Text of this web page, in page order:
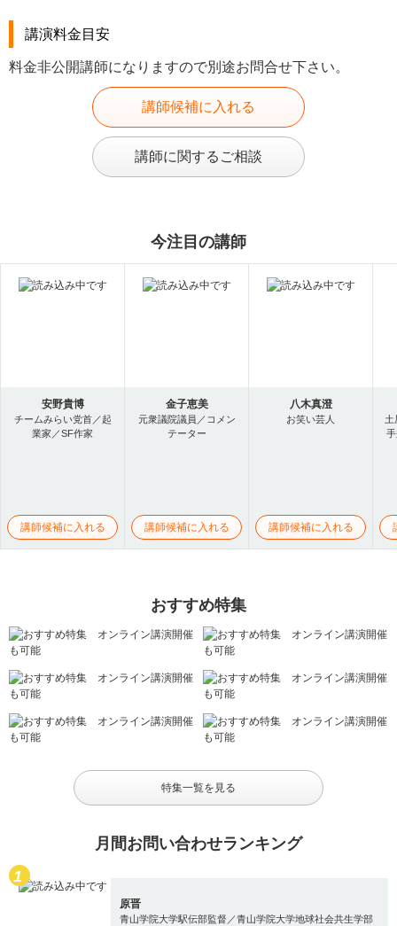
講演料金目安
料金非公開講師になりますので別途お問合せ下さい。
講師候補に入れる
講師に関するご相談
今注目の講師
安野貴博
チームみらい党首／起
業家／SF作家
講師候補に入れる
金子恵美
元衆議院議員／コメン
テーター
講師候補に入れる
八木真澄
お笑い芸人
講師候補に入れる
土
おすすめ特集
特集一覧を見る
月間お問い合わせランキング
原晋
青山学院大学駅伝部監督／青山学院大学地球社会共生学部